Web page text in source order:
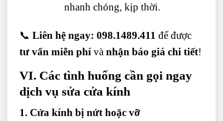
nhanh chóng, kịp thời.
📞 Liên hệ ngay: 098.1489.411 để được
tư vấn miễn phí và nhận báo giá chi tiết!
VI. Các tình huống cần gọi ngay
dịch vụ sửa cửa kính
1. Cửa kính bị nứt hoặc vỡ